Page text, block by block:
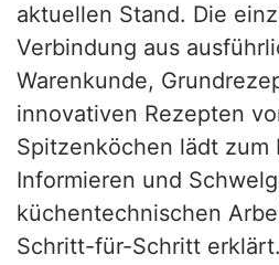
aktuellen Stand. Die
Verbindung aus
Warenkunde,
innovativen Rezepten
Spitzenköchen lädt zum
Informieren und
küchentechnischen
Schritt-für-Schritt